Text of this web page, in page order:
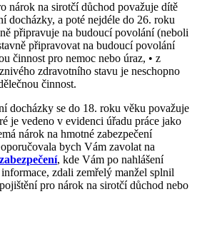
nárok na sirotčí důchod považuje dítě
docházky, a poté nejdéle do 26. roku
připravuje na budoucí povolání (neboli
připravovat na budoucí povolání
činnost pro nemoc nebo úraz, • z
zdravotního stavu je neschopno
činnost.
docházky se do 18. roku věku považuje
je vedeno v evidenci úřadu práce jako
nárok na hmotné zabezpečení
bych Vám zavolat na
, kde Vám po nahlášení
zdali zemřelý manžel splnil
pro nárok na sirotčí důchod nebo